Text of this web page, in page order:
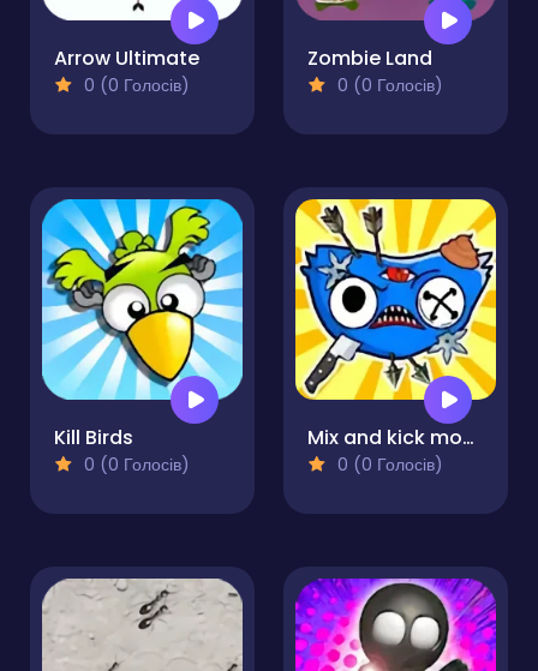
Arrow Ultimate
0 (0 Голосів)
Zombie Land
0 (0 Голосів)
Kill Birds
0 (0 Голосів)
Mix and kick monsters
0 (0 Голосів)